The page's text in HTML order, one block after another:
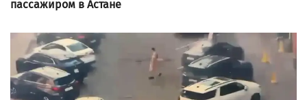
пассажиром в Астане